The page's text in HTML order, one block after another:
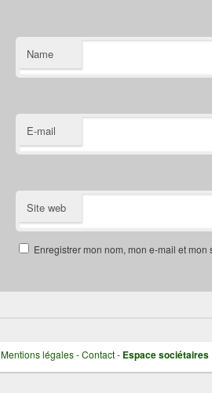
Name
E-mail
Site web
Enregistrer mon nom, mon e-mail et
Mentions légales-Contact- Espace sociétaires